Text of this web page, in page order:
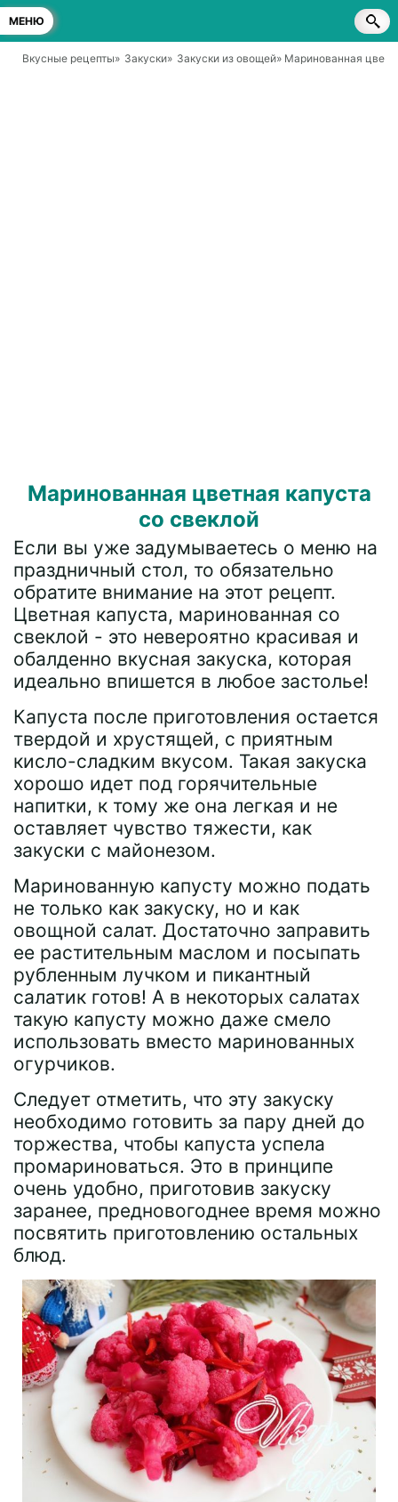
МЕНЮ
Вкусные рецепты» Закуски» Закуски из овощей» Маринованная
Маринованная цветная капуста
со свеклой
Если вы уже задумываетесь о меню на
праздничный стол, то обязательно
обратите внимание на этот рецепт.
Цветная капуста, маринованная со
свеклой - это невероятно красивая и
обалденно вкусная закуска, которая
идеально впишется в любое застолье!
Капуста после приготовления остается
твердой и хрустящей, с приятным
кисло-сладким вкусом. Такая закуска
хорошо идет под горячительные
напитки, к тому же она легкая и не
оставляет чувство тяжести, как
закуски с майонезом.
Маринованную капусту можно подать
не только как закуску, но и как
овощной салат. Достаточно заправить
ее растительным маслом и посыпать
рубленным лучком и пикантный
салатик готов! А в некоторых салатах
такую капусту можно даже смело
использовать вместо маринованных
огурчиков.
Следует отметить, что эту закуску
необходимо готовить за пару дней до
торжества, чтобы капуста успела
промариноваться. Это в принципе
очень удобно, приготовив закуску
заранее, предновогоднее время можно
посвятить приготовлению остальных
блюд.